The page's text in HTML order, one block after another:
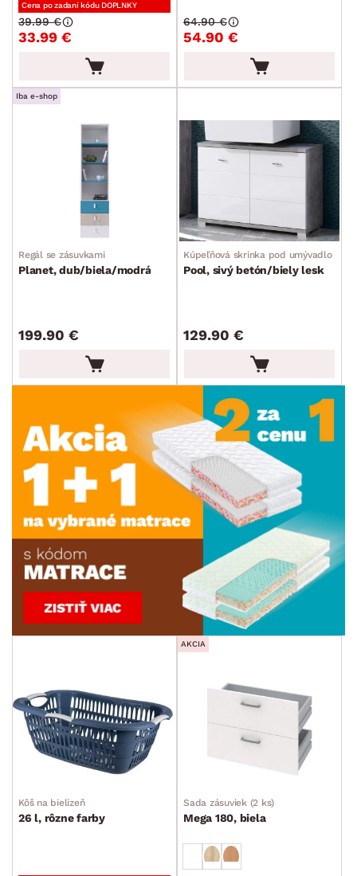
Cena po zadaní kódu DOPLNKY
33.99 €
39.99 €
54.90 €
64.90 €
Iba e-shop
Regál se zásuvkami
Planet, dub/biela/modrá
199.90 €
Kúpeľňová skrinka pod umývadlo
Pool, sivý betón/biely lesk
129.90 €
Kôš na bielizeň
26 l, rôzne farby
AKCIA
Sada zásuviek (2 ks)
Mega 180, biela